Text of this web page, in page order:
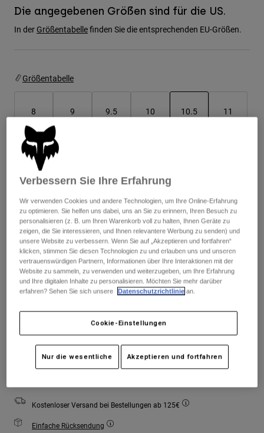
MTB Ratgeber
Helm-Pflegeanleitung
Moto entdecken
Motorradausrüstung Ratgeber
Stiefel-Pflegeanleitung
T-shirts
Hoodies und Pullover
Taschen & Rucksäcke
Socken
Stickers
Sonstiges Zubehör
Alle anzeigen
Jacken
Socken
Tops
Hoodies und Pullover
Jacken
Hosen
Badehosen
Alle anzeigen
Zubehör
Hüte & Mützen
Alle anzeigen
Die angegebenen Größen sind für die US.
In der Größentabellefinden Sie die entsprechenden EU-Größen.
Größentabelle
8 9 9.5 10 10.5 11
11.5
Farben -Schwarz
ausgewählt
Zum Warenkorb hinzufügen
Kostenloser Versand bei Bestellungen ab 125€
Einfache Rücksendung
Verbessern Sie Ihre Erfahrung
Wir verwenden Cookies und andere Technologien, um Ihre Online-Erfahrung
zu optimieren. Sie helfen uns dabei, uns an Sie zu erinnern, Ihren Besuch zu
personalisieren (z. B. um Ihren Warenkorb voll zu halten, Ihnen Geräte zu
zeigen, die Sie interessieren, und Ihnen relevantere Werbung zu senden) und
unsere Website zu verbessern. Wenn Sie auf „Akzeptieren und fortfahren“
klicken, stimmen Sie diesen Technologien zu und erlauben uns und unseren
vertrauenswürdigen Partnern, Informationen über Ihre Interaktionen mit der
Website zu sammeln, zu verwenden und weiterzugeben, um Ihre Erfahrung
und Ihre digitalen Inhalte zu personalisieren. Möchten Sie mehr darüber
erfahren? Sehen Sie sich unsere
Datenschutzrichtlinie an.
Cookie-Einstellungen
Nur die wesentliche Akzeptieren und fortfahren